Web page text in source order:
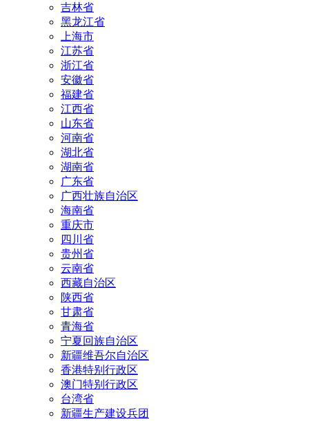
吉林省
黑龙江省
上海市
江苏省
浙江省
安徽省
福建省
江西省
山东省
河南省
湖北省
湖南省
广东省
广西壮族自治区
海南省
重庆市
四川省
贵州省
云南省
西藏自治区
陕西省
甘肃省
青海省
宁夏回族自治区
新疆维吾尔自治区
香港特别行政区
澳门特别行政区
台湾省
新疆生产建设兵团